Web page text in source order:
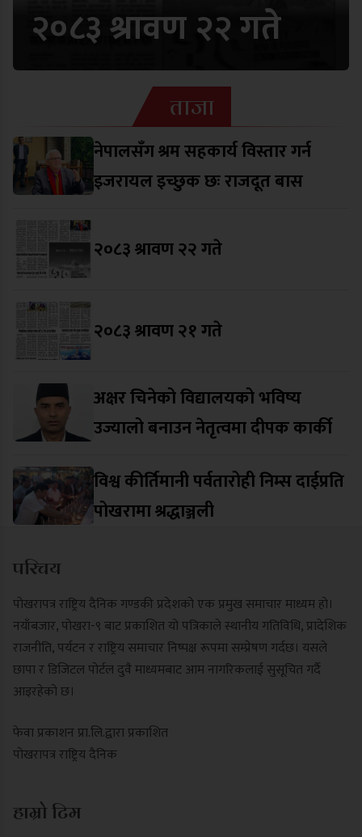
२०८३ श्रावण २२ गते
ताजा
नेपालसँग श्रम सहकार्य विस्तार गर्न
इजरायल इच्छुक छः राजदूत बास
२०८३ श्रावण २२ गते
२०८३ श्रावण २१ गते
अक्षर चिनेको विद्यालयको भविष्य
उज्यालो बनाउन नेतृत्वमा दीपक कार्की
विश्व कीर्तिमानी पर्वतारोही निम्स दाईप्रति
पोखरामा श्रद्धाञ्जली
परिचय
पोखरापत्र राष्ट्रिय दैनिक गण्डकी प्रदेशको एक प्रमुख समाचार माध्यम हो।
नयाँबजार, पोखरा-९ बाट प्रकाशित यो पत्रिकाले स्थानीय गतिविधि, प्रादेशिक
राजनीति, पर्यटन र राष्ट्रिय समाचार निष्पक्ष रूपमा सम्प्रेषण गर्दछ। यसले
छापा र डिजिटल पोर्टल दुवै माध्यमबाट आम नागरिकलाई सुसूचित गर्दै
आइरहेको छ।
फेवा प्रकाशन प्रा.लि.द्वारा प्रकाशित
पोखरापत्र राष्ट्रिय दैनिक
हाम्रो टिम